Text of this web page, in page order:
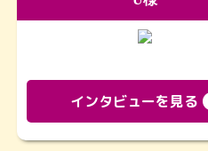
インタビューを見る